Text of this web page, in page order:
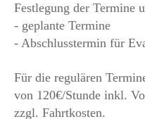
Festlegung der Termine
- geplante Termine
- Abschlusstermin für
Für die regulären
von 120€/Stunde inkl.
zzgl. Fahrtkosten.